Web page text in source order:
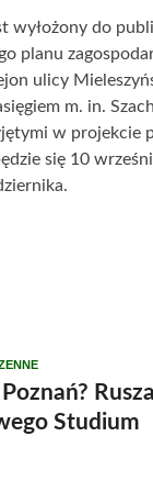
wyłożony do
planu
ulicy
m. in.
w projekcie
się 10
Studium